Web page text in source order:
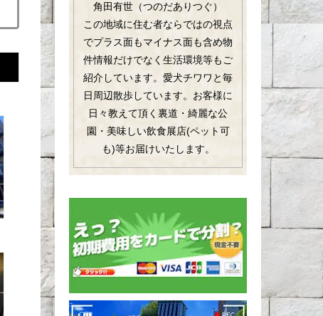
角田有世（つのだありつぐ）
この地域に住む者ならではの視点
でプラス面もマイナス面も含め物
件情報だけでなく生活環境等もご
紹介しています。愛犬チワワと毎
日周辺散歩しています。お客様に
日々教えて頂く裏道・綺麗な公
園・美味しい飲食展店(ペット可
も)等お届けいたします。